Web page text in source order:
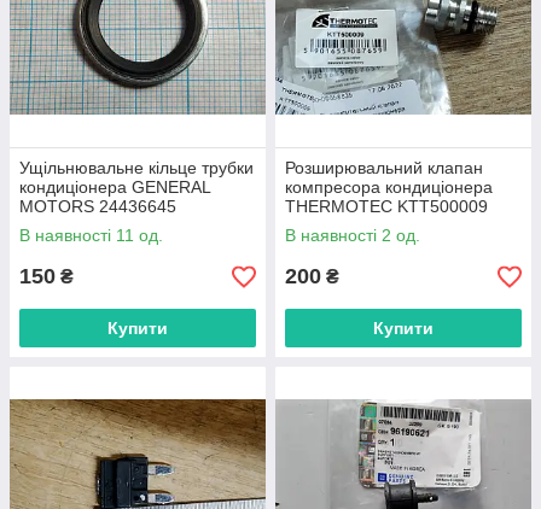
Ущільнювальне кільце трубки
кондиціонера GENERAL
MOTORS 24436645
CHEVROLET, OPEL
В наявності 11 од.
150 ₴
Купити
Розширювальний клапан
компресора кондиціонера
THERMOTEC KTT500009
В наявності 2 од.
200 ₴
Купити